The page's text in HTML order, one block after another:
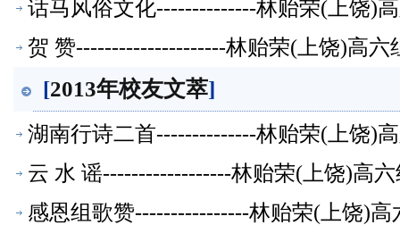
话马风俗文化--------------林贻荣(上饶)
贺 赞---------------------林贻荣(上饶)高六
[2013年校友文萃]
湖南行诗二首--------------林贻荣(上饶)
云 水 谣------------------林贻荣(上饶)高
感恩组歌赞----------------林贻荣(上饶)高